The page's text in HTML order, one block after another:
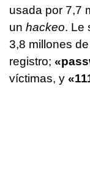
usada por 7,7
un hackeo. Le
3,8 millones
registro;
víctimas, y